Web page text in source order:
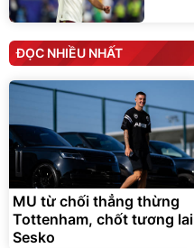
ĐỌC NHIỀU NHẤT
MU từ chối thẳng thừng
Tottenham, chốt tương lai
Sesko